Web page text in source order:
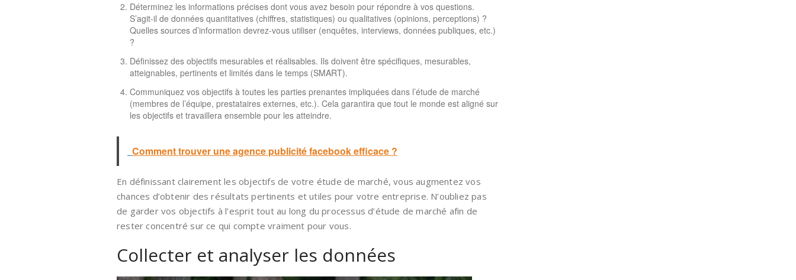
Déterminez les informations précises dont vous avez besoin pour répondre à vos questions.
S’agit-il de données quantitatives (chiffres, statistiques) ou qualitatives (opinions, perceptions) ?
Quelles sources d’information devrez-vous utiliser (enquêtes, interviews, données publiques, etc.)
?
Définissez des objectifs mesurables et réalisables. Ils doivent être spécifiques, mesurables,
atteignables, pertinents et limités dans le temps (SMART).
Communiquez vos objectifs à toutes les parties prenantes impliquées dans l’étude de marché
(membres de l’équipe, prestataires externes, etc.). Cela garantira que tout le monde est aligné sur
les objectifs et travaillera ensemble pour les atteindre.
Comment trouver une agence publicité facebook efficace ?
En définissant clairement les objectifs de votre étude de marché, vous augmentez vos
chances d’obtenir des résultats pertinents et utiles pour votre entreprise. N’oubliez pas
de garder vos objectifs à l’esprit tout au long du processus d’étude de marché afin de
rester concentré sur ce qui compte vraiment pour vous.
Collecter et analyser les données